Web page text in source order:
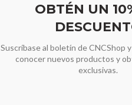
OBTÉN UN
Suscríbase al boletín de CNCShop
conocer nuevos productos y
exclusivas.